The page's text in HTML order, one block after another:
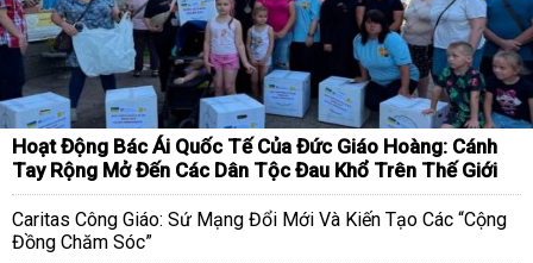
Hoạt Động Bác Ái Quốc Tế Của Đức Giáo Hoàng: Cánh
Tay Rộng Mở Đến Các Dân Tộc Đau Khổ Trên Thế Giới
Caritas Công Giáo: Sứ Mạng Đổi Mới Và Kiến Tạo Các “Cộng
Đồng Chăm Sóc”